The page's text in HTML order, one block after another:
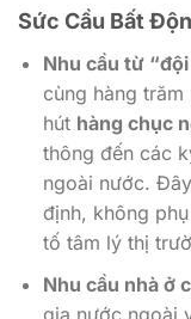
Sức Cầu Bất
Nhu cầu từ
cùng hàng
hút hàng chục
thông đến các
ngoài nước.
định, không
tố tâm lý thị
Nhu cầu nhà ở
gia nước ngoài